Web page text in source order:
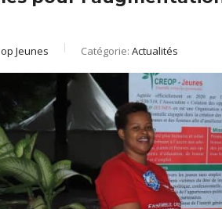
Jeunes Catégorie: Actualités